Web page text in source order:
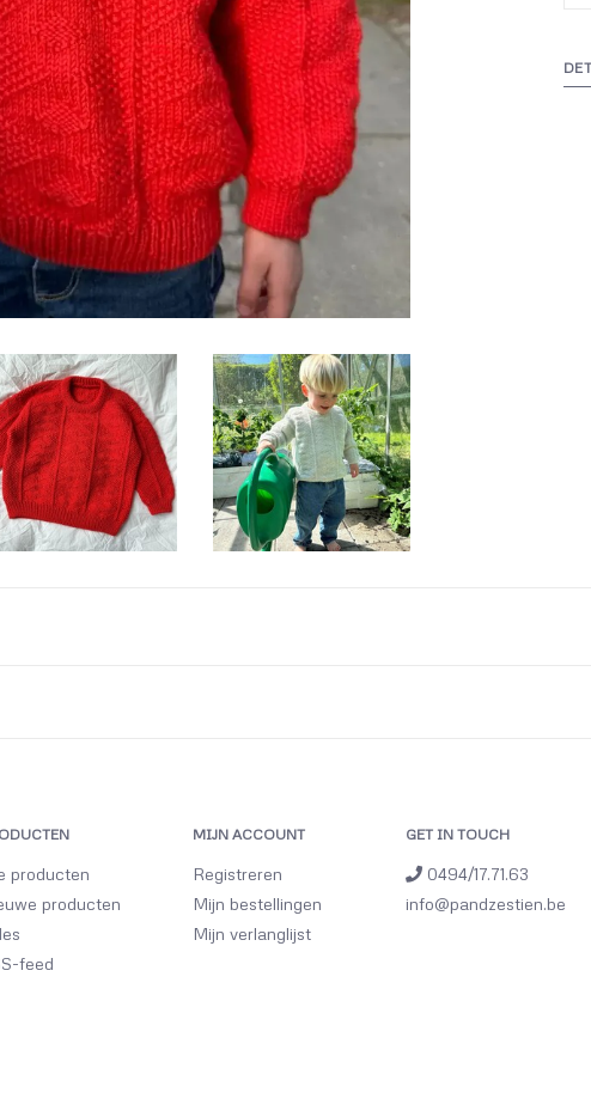
producten
producten
feed
MIJN ACCOUNT
Registreren
Mijn bestellingen
Mijn verlanglijst
GET IN TOUCH
0494/17.71.63
info@pandzestien.be